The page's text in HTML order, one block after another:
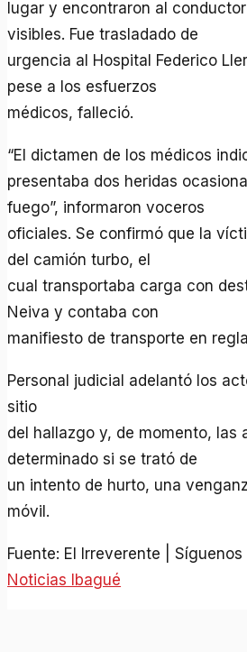
lugar y encontraron al
visibles. Fue trasladado de
urgencia al Hospital Federico
pese a los esfuerzos
médicos, falleció.
“El dictamen de los médicos
presentaba dos heridas
fuego”, informaron voceros
oficiales. Se confirmó que la
del camión turbo, el
cual transportaba carga con
Neiva y contaba con
manifiesto de transporte en
Personal judicial adelantó los
sitio
del hallazgo y, de momento, las
determinado si se trató de
un intento de hurto, una
móvil.
Fuente: El Irreverente |
Noticias Ibagué